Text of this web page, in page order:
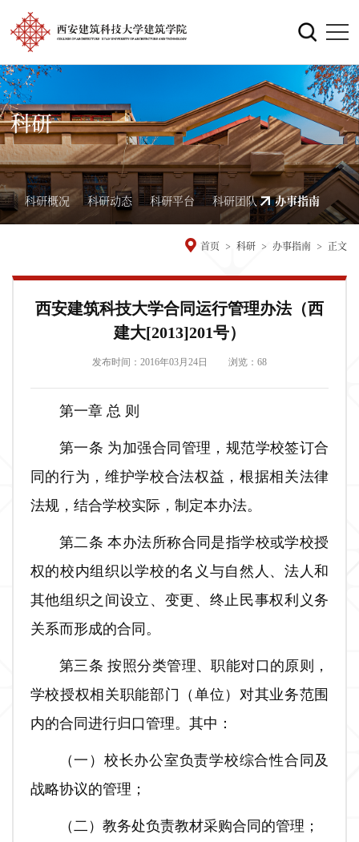
科研
科研概况 科研动态 科研平台 科研团队 办事指南
首页 > 科研 > 办事指南 > 正文
西安建筑科技大学合同运行管理办法（西
建大[2013]201号）
发布时间：2016年03月24日 浏览： 68
第一章 总 则
第一条 为加强合同管理，规范学校签订合
同的行为，维护学校合法权益，根据相关法律
法规，结合学校实际，制定本办法。
第二条 本办法所称合同是指学校或学校授
权的校内组织以学校的名义与自然人、法人和
其他组织之间设立、变更、终止民事权利义务
关系而形成的合同。
第三条 按照分类管理、职能对口的原则，
学校授权相关职能部门（单位）对其业务范围
内的合同进行归口管理。其中：
（一）校长办公室负责学校综合性合同及
战略协议的管理；
（二）教务处负责教材采购合同的管理；